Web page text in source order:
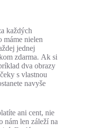
každých
máme nielen
jednej
zdarma. Ak si
dva obrazy
s vlastnou
navyše
ani cent, nie
nám len záleží na